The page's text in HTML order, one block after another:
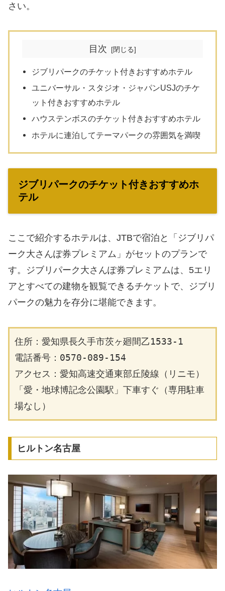
さい。
目次
ジブリパークのチケット付きおすすめホテル
ユニバーサル・スタジオ・ジャパンUSJのチケ
ット付きおすすめホテル
ハウステンボスのチケット付きおすすめホテル
ホテルに連泊してテーマパークの雰囲気を満喫
ジブリパークのチケット付きおすすめホ
テル
ここで紹介するホテルは、JTBで宿泊と「ジブリパ
ーク大さんぽ券プレミアム」がセットのプランで
す。ジブリパーク大さんぽ券プレミアムは、5エリ
アとすべての建物を観覧できるチケットで、ジブリ
パークの魅力を存分に堪能できます。
住所：愛知県長久手市茨ヶ廻間乙1533-1
電話番号：0570-089-154
アクセス：愛知高速交通東部丘陵線（リニモ）
「愛・地球博記念公園駅」下車すぐ（専用駐車
場なし）
ヒルトン名古屋